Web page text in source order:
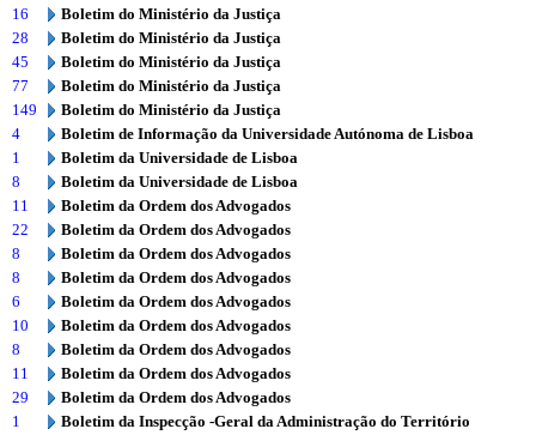
16
Boletim do Ministério da Justiça
28
Boletim do Ministério da Justiça
45
Boletim do Ministério da Justiça
77
Boletim do Ministério da Justiça
149
Boletim do Ministério da Justiça
4
Boletim de Informação da Universidade Autónoma de Lisboa
1
Boletim da Universidade de Lisboa
8
Boletim da Universidade de Lisboa
11
Boletim da Ordem dos Advogados
22
Boletim da Ordem dos Advogados
8
Boletim da Ordem dos Advogados
8
Boletim da Ordem dos Advogados
6
Boletim da Ordem dos Advogados
10
Boletim da Ordem dos Advogados
8
Boletim da Ordem dos Advogados
11
Boletim da Ordem dos Advogados
29
Boletim da Ordem dos Advogados
1
Boletim da Inspecção -Geral da Administração do Território